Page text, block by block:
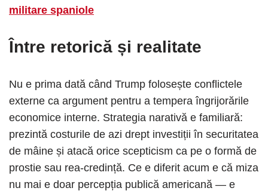
militare spaniole
Între retorică și realitate
Nu e prima dată când Trump folosește conflictele
externe ca argument pentru a tempera îngrijorările
economice interne. Strategia narativă e familiară:
prezintă costurile de azi drept investiții în securitatea
de mâine și atacă orice scepticism ca pe o formă de
prostie sau rea-credință. Ce e diferit acum e că miza
nu mai e doar percepția publică americană — e